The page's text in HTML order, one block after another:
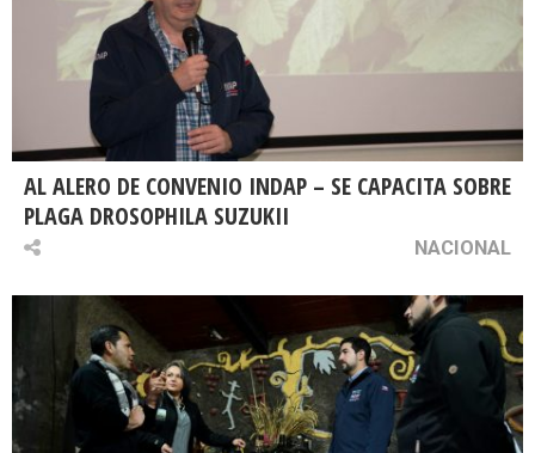
AL ALERO DE CONVENIO INDAP – SE CAPACITA SOBRE
PLAGA DROSOPHILA SUZUKII
NACIONAL